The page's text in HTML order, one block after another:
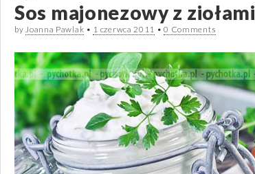
Sos majonezowy z ziołami
byJoanna Pawlak • 1 czerwca 2011 •0 Comments